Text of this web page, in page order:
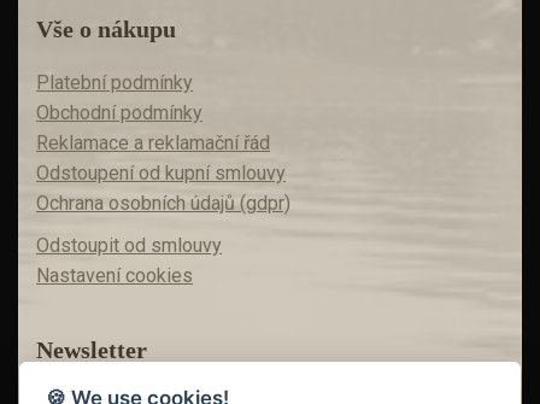
Vše o nákupu
Platební podmínky
Obchodní podmínky
Reklamace a reklamační řád
Odstoupení od kupní smlouvy
Ochrana osobních údajů (gdpr)
Odstoupit od smlouvy
Nastavení cookies
Newsletter
🍪 We use cookies!